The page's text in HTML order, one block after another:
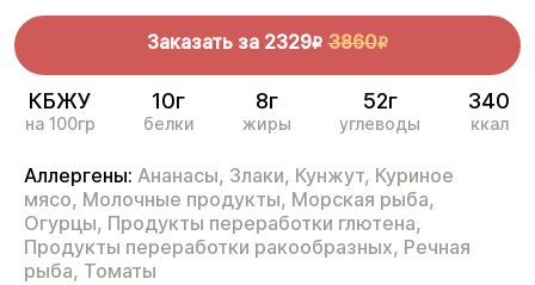
Заказать за 2329R 3860R
КБЖУ
на 100гр
10г
белки
8г
жиры
52г
углеводы
340
ккал
Аллергены: Ананасы, Злаки, Кунжут, Куриное
мясо, Молочные продукты, Морская рыба,
Огурцы, Продукты переработки глютена,
Продукты переработки ракообразных, Речная
рыба, Томаты